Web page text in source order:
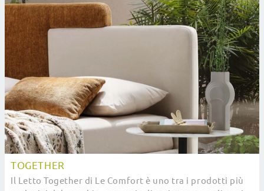
TOGETHER
Il Letto Together di Le Comfort è uno tra i prodotti più